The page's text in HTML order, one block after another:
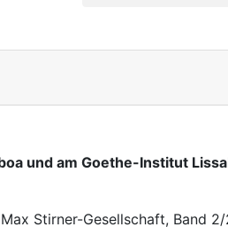
und am Goethe-Institut
Stirner-Gesellschaft, Band